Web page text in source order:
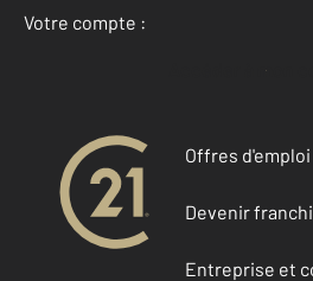
Votre compte :
Accéder à mon
Offres d'emploi
Devenir
Entreprise et